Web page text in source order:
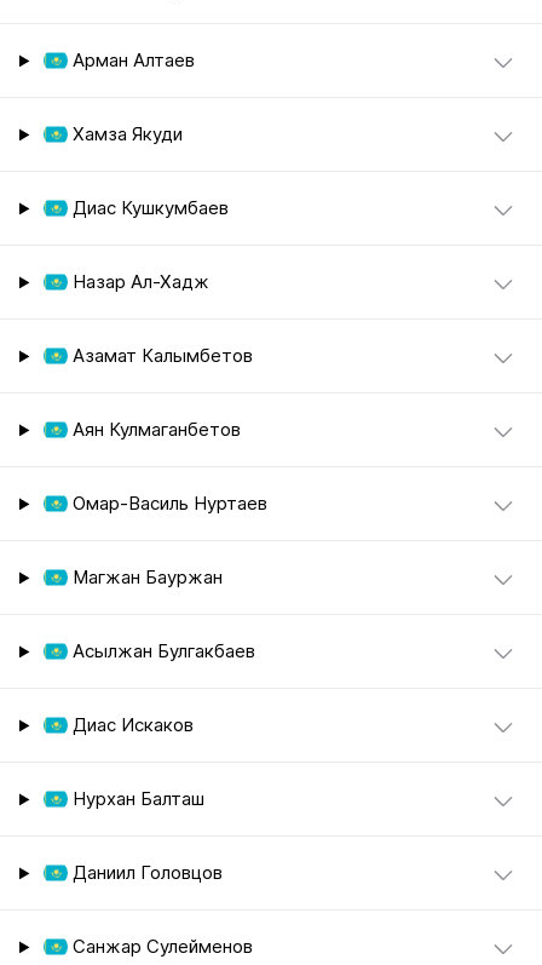
Арман Алтаев
Хамза Якуди
Диас Кушкумбаев
Назар Ал-Хадж
Азамат Калымбетов
Аян Кулмаганбетов
Омар-Василь Нуртаев
Магжан Бауржан
Асылжан Булгакбаев
Диас Искаков
Нурхан Балташ
Даниил Головцов
Санжар Сулейменов